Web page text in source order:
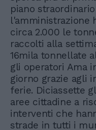
piano
l'amministrazione
circa 2.000 le
raccolti alla
16mila tonnellate
gli operatori Ama
giorno grazie agli
ferie. Diciassette
aree cittadine a
interventi che
strade in tutti i